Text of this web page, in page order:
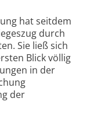
hat seitdem
durch
Sie ließ sich
Blick völlig
in der
der